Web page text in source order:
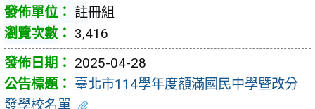
註冊組
3,416
2025-04-28
臺北市114學年度額滿國民中學暨改分
發學校名單